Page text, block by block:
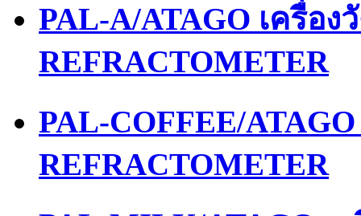
PAL-A/ATAGO เครื่อ
REFRACTOMETER
PAL-COFFEE/
REFRACTOMETER